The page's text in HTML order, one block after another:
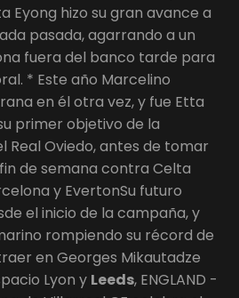
Eyong hizo su gran avance a
pasada, agarrando a un
fuera del banco tarde para
* Este año Marcelino
en él otra vez, y fue Etta
primer objetivo de la
Oviedo, antes de tomar
de semana contra Celta
y EvertonSu futuro
el inicio de la campaña, y
rompiendo su récord de
en Georges Mikautadze
Lyon y Leeds, ENGLAND -